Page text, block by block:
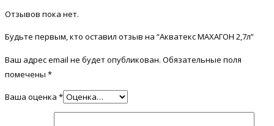
Отзывов пока нет.
Будьте первым, кто оставил отзыв на “Акватекс МАХАГОН 2,7л”
Ваш адрес email не будет опубликован. Обязательные поля
помечены *
Ваша оценка *